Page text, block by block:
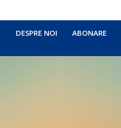
DESPRE NOI ABONARE